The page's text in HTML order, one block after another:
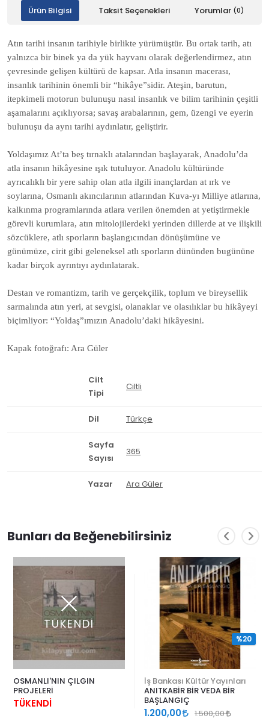
Ürün Bilgisi Taksit Seçenekleri Yorumlar (0)
Atın tarihi insanın tarihiyle birlikte yürümüştür. Bu ortak tarih, atı
yalnızca bir binek ya da yük hayvanı olarak değerlendirmez, atın
çevresinde gelişen kültürü de kapsar. Atla insanın macerası,
insanlık tarihinin önemli bir “hikâye”sidir. Ateşin, barutun,
itepkimeli motorun bulunuşu nasıl insanlık ve bilim tarihinin çeşitli
aşamalarını açıklıyorsa; savaş arabalarının, gem, üzengi ve eyerin
bulunuşu da aynı tarihi aydınlatır, geliştirir.
Yoldaşımız At’ta beş tırnaklı atalarından başlayarak, Anadolu’da
atla insanın hikâyesine ışık tutuluyor. Anadolu kültüründe
ayrıcalıklı bir yere sahip olan atla ilgili inançlardan at ırk ve
soylarına, Osmanlı akıncılarının atlarından Kuva-yı Milliye atlarına,
kalkınma programlarında atlara verilen önemden at yetiştirmekle
görevli kurumlara, atın mitolojilerdeki yerinden dillerde at ve ilişkili
sözcüklere, atlı sporların başlangıcından dönüşümüne ve
günümüze, cirit gibi geleneksel atlı sporların dününden bugününe
kadar birçok ayrıntıyı aydınlatarak.
Destan ve romantizm, tarih ve gerçekçilik, toplum ve bireysellik
sarmalında atın yeri, at sevgisi, olanaklar ve olasılıklar bu hikâyeyi
biçimliyor: “Yoldaş”ımızın Anadolu’daki hikâyesini.
Kapak fotoğrafı: Ara Güler
Cilt
Tipi
Ciltli
Dil Türkçe
Sayfa
Sayısı
365
Yazar Ara Güler
Bunları da Beğenebilirsiniz
TÜKENDİ
OSMANLI'NIN ÇILGIN
PROJELERİ
TÜKENDİ
İş Bankası Kültür Yayınları
ANITKABİR BİR VEDA BİR
BAŞLANGIÇ
1.200,00 1.500,00
%20